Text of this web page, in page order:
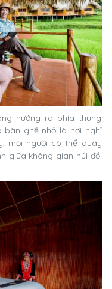
hướng ra phía thung
bàn ghế nhỏ là nơi nghỉ
mọi người có thể quây
giữa không gian núi đồi